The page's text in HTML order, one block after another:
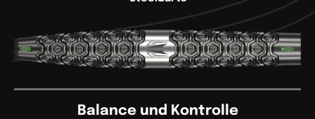
Balance und Kontrolle